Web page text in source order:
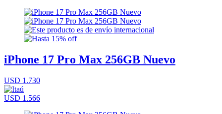
iPhone 17 Pro Max 256GB Nuevo
USD 1.730
USD 1.566